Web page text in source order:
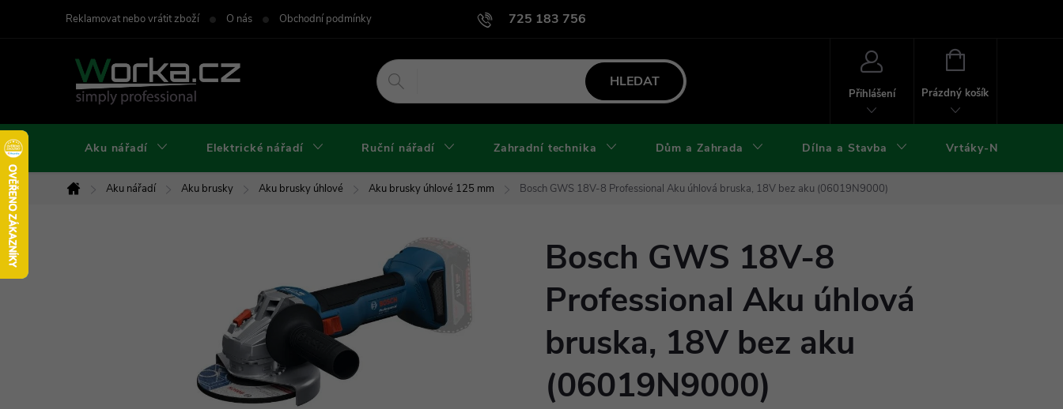
725 183 756
Reklamovat nebo vrátit zboží O nás Obchodní podmínky Podmínky užití webu Podmínky ochrany osobních údajů a cookies
HLEDAT
Přihlášení
NÁKUPNÍ
Prázdný košík
Aku nářadí Elektrické nářadí Ruční nářadí Zahradní technika Dům a Zahrada Dílna a Stavba Vrtáky-Nástroje
Domů
Aku nářadí Aku brusky Aku brusky úhlové Aku brusky úhlové 125 mm Bosch GWS 18V-8 Professional Aku úhlová bruska, 18V bez aku (06019N9000)
Bosch GWS 18V-8
Professional Aku úhlová
bruska, 18V bez aku
(06019N9000)